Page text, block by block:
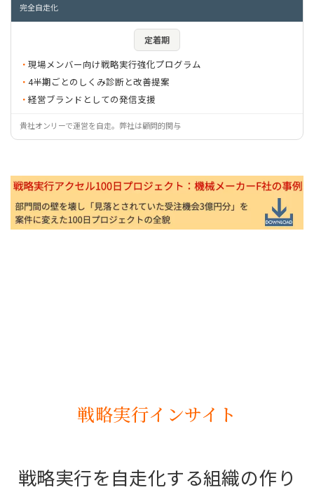
完全自走化
定着期
現場メンバー向け戦略実行強化プログラム
4半期ごとのしくみ診断と改善提案
経営ブランドとしての発信支援
貴社オンリーで運営を自走。弊社は顧問的関与
戦略実行インサイト
戦略実行を自走化する組織の作り